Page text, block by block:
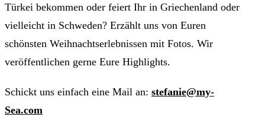
Türkei bekommen oder feiert Ihr in Griechenland oder
vielleicht in Schweden? Erzählt uns von Euren
schönsten Weihnachtserlebnissen mit Fotos. Wir
veröffentlichen gerne Eure Highlights.
Schickt uns einfach eine Mail an: stefanie@my-
Sea.com